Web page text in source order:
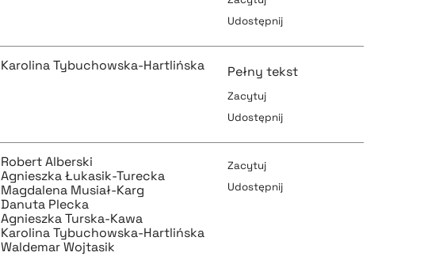
pobierz cytat
Udostępnij
pobierz cytat
Karolina Tybuchowska-Hartlińska Pełny tekst
Zacytuj
Udostępnij
Robert Alberski
Agnieszka Łukasik-Turecka
Magdalena Musiał-Karg
Danuta Plecka
Agnieszka Turska-Kawa
Karolina Tybuchowska-Hartlińska
Waldemar Wojtasik
Zacytuj
Udostępnij